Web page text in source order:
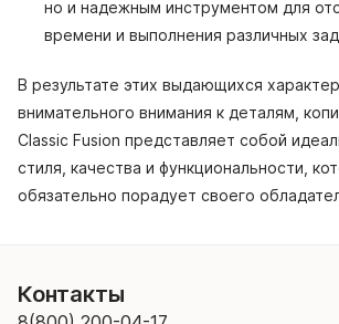
но и надежным инструментом для
времени и выполнения различных
В результате этих выдающихся
внимательного внимания к деталям,
Classic Fusion представляет собой
стиля, качества и функциональности,
обязательно порадует своего
Контакты